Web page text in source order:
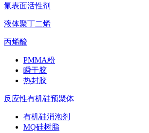
氟表面活性剂
液体聚丁二烯
丙烯酸
PMMA粉
瞬干胶
热封胶
反应性有机硅预聚体
有机硅消泡剂
MQ硅树脂